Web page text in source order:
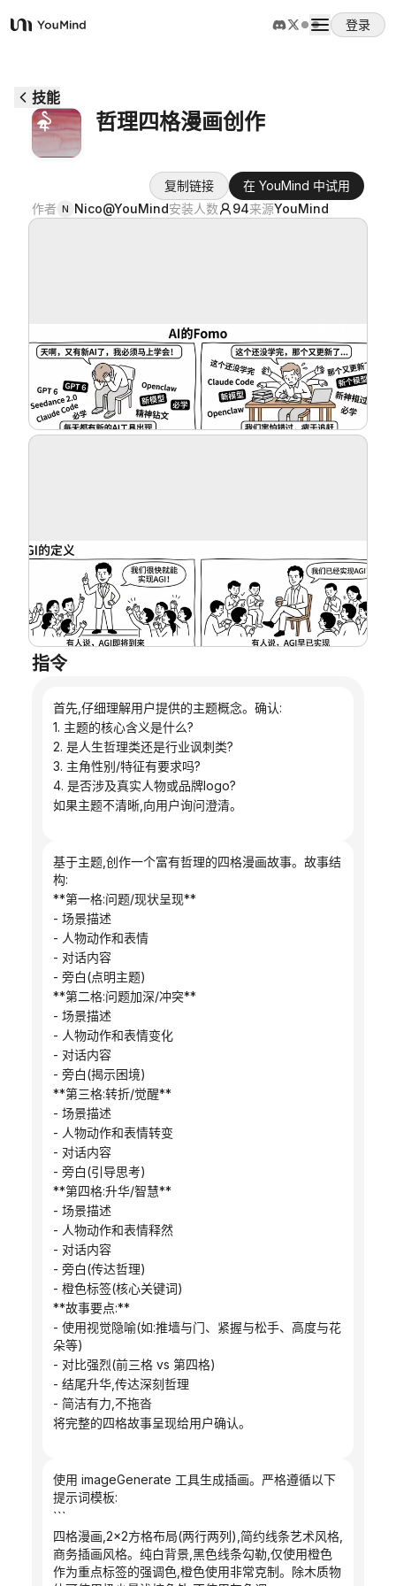
YouMind
登录
使用案例
下载
博客
技能
哲理四格漫画创作
复制链接
在 YouMind 中试用
作者 N Nico@YouMind安装人数 94来源YouMind
指令
首先,仔细理解用户提供的主题概念。确认:
1. 主题的核心含义是什么?
2. 是人生哲理类还是行业讽刺类?
3. 主角性别/特征有要求吗?
4. 是否涉及真实人物或品牌logo?
如果主题不清晰,向用户询问澄清。
基于主题,创作一个富有哲理的四格漫画故事。故事结
构:
**第一格:问题/现状呈现**
- 场景描述
- 人物动作和表情
- 对话内容
- 旁白(点明主题)
**第二格:问题加深/冲突**
- 场景描述
- 人物动作和表情变化
- 对话内容
- 旁白(揭示困境)
**第三格:转折/觉醒**
- 场景描述
- 人物动作和表情转变
- 对话内容
- 旁白(引导思考)
**第四格:升华/智慧**
- 场景描述
- 人物动作和表情释然
- 对话内容
- 旁白(传达哲理)
- 橙色标签(核心关键词)
**故事要点:**
- 使用视觉隐喻(如:推墙与门、紧握与松手、高度与花
朵等)
- 对比强烈(前三格 vs 第四格)
- 结尾升华,传达深刻哲理
- 简洁有力,不拖沓
将完整的四格故事呈现给用户确认。
使用 imageGenerate 工具生成插画。严格遵循以下
提示词模板:
```
四格漫画,2×2方格布局(两行两列),简约线条艺术风格,
商务插画风格。纯白背景,黑色线条勾勒,仅使用橙色
作为重点标签的强调色,橙色使用非常克制。除木质物